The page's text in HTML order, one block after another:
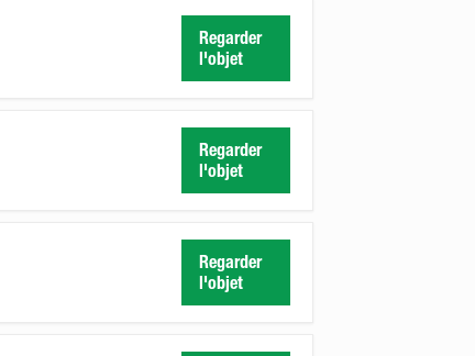
Regarder
l'objet
Regarder
l'objet
Regarder
l'objet